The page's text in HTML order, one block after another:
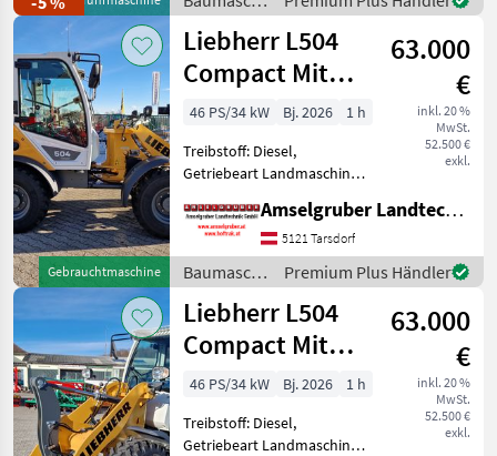
Bautechnik
MARKTPLATZ
Marktplatz Händlerangebote
Automatisches
Selbstsperrdifferential in
beiden Achsen NEU: De
/ Liebherr
Gebrauchtmaschine
Liebherr L504
Compact Mit
Österreichpaket
63.000
€
inkl. 20 %
MwSt.
52.500 €
exkl.
46 PS/34 kW Bj. 2026
1 h
Treibstoff: Diesel,
Getriebeart Landmaschine:
Aufnahme Typ: Manitou,
Kabine,
Schnellwechselrahmen,
Zusatz-Hydraulikkreis NEU:
Der Kompakteste Liebherr
Amselgruber Landtechnik GmbH
5121 Tarsdorf
Baumaschinen
/ Liebherr
Premium Plus Händler
Liebherr L504
Compact Mit
Österreichpaket
63.000
€
inkl. 20 %
MwSt.
52.500 €
exkl.
46 PS/34 kW Bj. 2026
1 h
Treibstoff: Diesel,
Getriebeart Landmaschine: